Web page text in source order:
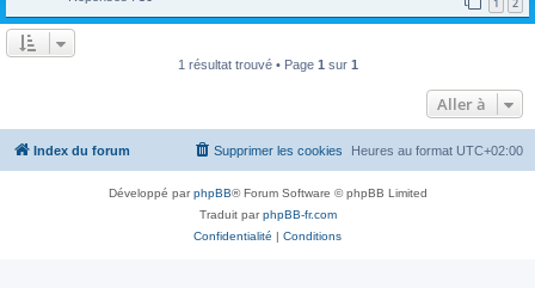
1 2
1 résultat trouvé • Page 1 sur 1
Aller à
Index du forum Heures au format UTC+02:00
Supprimer les cookies
Développé parphpBB® Forum Software © phpBB Limited
Traduit parphpBB-fr.com
Confidentialité | Conditions